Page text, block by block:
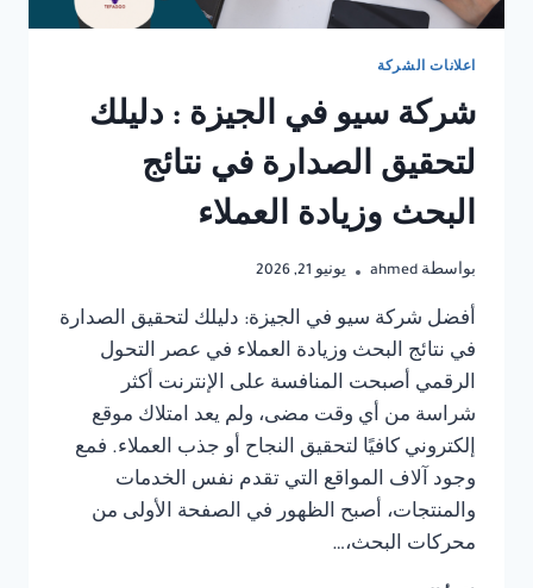
اعلانات الشركة
شركة سيو في الجيزة : دليلك
لتحقيق الصدارة في نتائج
البحث وزيادة العملاء
بواسطة ahmed يونيو 21, 2026
أفضل شركة سيو في الجيزة: دليلك لتحقيق الصدارة
في نتائج البحث وزيادة العملاء في عصر التحول
الرقمي أصبحت المنافسة على الإنترنت أكثر
شراسة من أي وقت مضى، ولم يعد امتلاك موقع
إلكتروني كافيًا لتحقيق النجاح أو جذب العملاء. فمع
وجود آلاف المواقع التي تقدم نفس الخدمات
والمنتجات، أصبح الظهور في الصفحة الأولى من
محركات البحث،…